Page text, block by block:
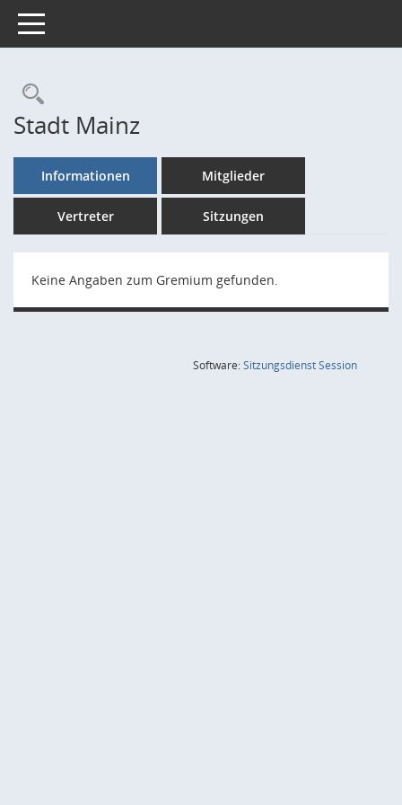
Toggle navigation
Rechercheauswahl
Stadt Mainz
Informationen Mitglieder
Vertreter Sitzungen
Keine Angaben zum Gremium gefunden.
Software:SitzungsdienstSession(Wird in